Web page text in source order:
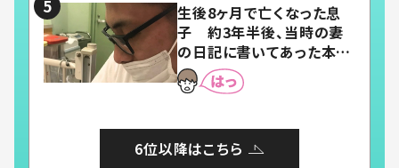
生後8ヶ月で亡くなった息
子 約3年半後、当時の妻
の日記に書いてあった本音
とは
6位以降はこちら